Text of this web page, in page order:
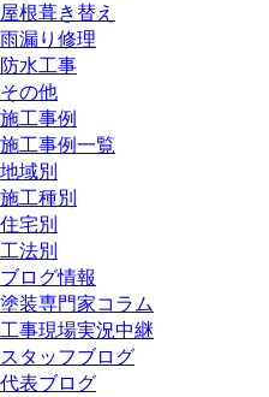
屋根葺き替え
雨漏り修理
防水工事
その他
施工事例
施工事例一覧
地域別
施工種別
住宅別
工法別
ブログ情報
塗装専門家コラム
工事現場実況中継
スタッフブログ
代表ブログ